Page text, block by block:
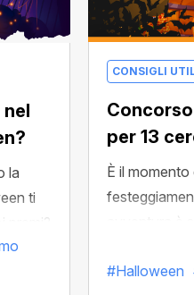
la
ti
premi?
CONSIGLI
per 13
È il
avventura è
una lezione
#Halloween